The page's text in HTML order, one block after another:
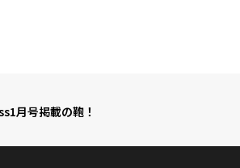
月号掲載の鞄！